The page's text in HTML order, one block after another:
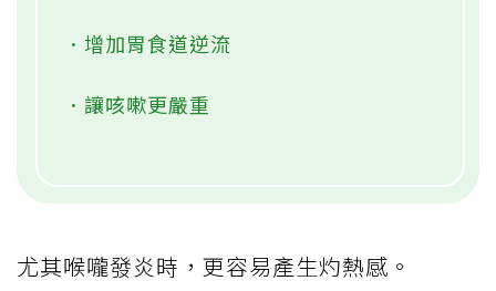
．增加胃食道逆流
．讓咳嗽更嚴重
尤其喉嚨發炎時，更容易產生灼熱感。